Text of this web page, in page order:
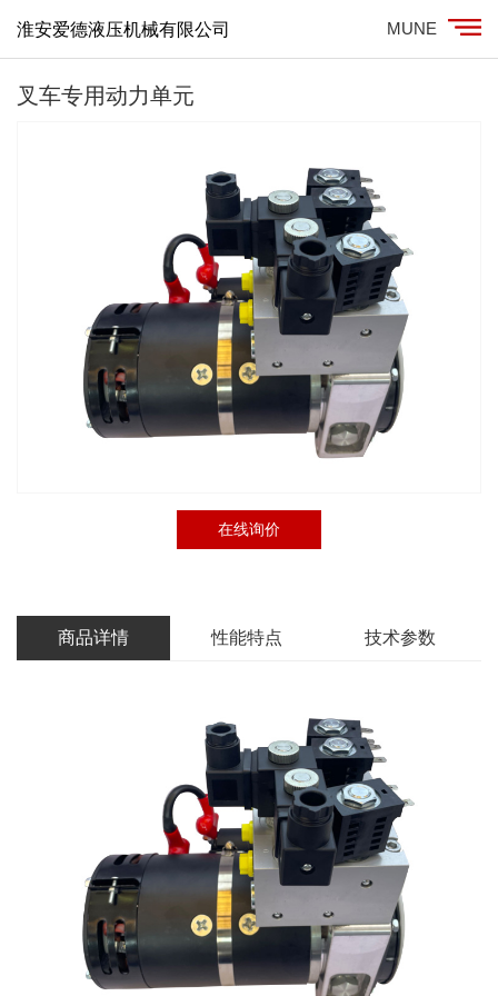
淮安爱德液压机械有限公司 MUNE
叉车专用动力单元
在线询价
商品详情 性能特点 技术参数